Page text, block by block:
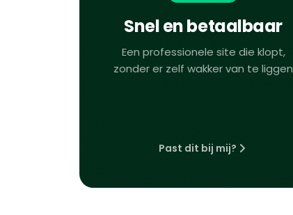
Snel en betaalbaar
Een professionele site die klopt,
zonder er zelf wakker van te liggen
Past dit bij mij?